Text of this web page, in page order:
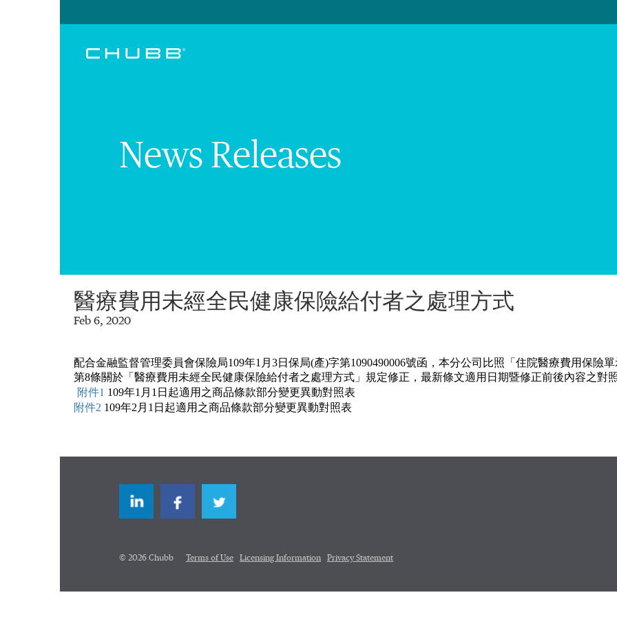
News Releases
醫療費用未經全民健康保險給付者之處理方式
Feb 6, 2020
配合金融監督管理委員會保險局109年1 月 3日保局(產)字第1090490006號函，本分公司比照「住院醫療費用保險
第8條關於「醫療費用未經全民健康保險給付者之處理方式」規定修正，最新條文適用日期暨修正前後內容之對
附件1 109年1月1日起適用之商品條款部分變更異動對照表
附件2 109年2月1日起適用之商品條款部分變更異動對照表
© 2026 Chubb Terms of Use Licensing Information Privacy Statement